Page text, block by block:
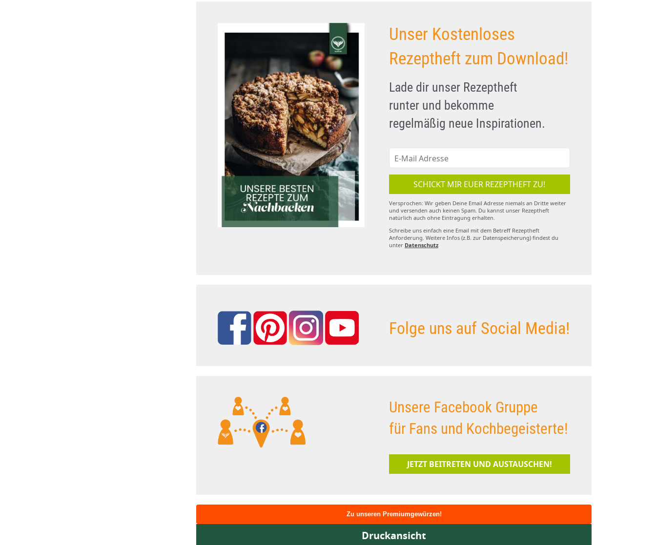
Unser Kostenloses
Rezeptheft zum Download!
Lade dir unser Rezeptheft
runter und bekomme
regelmäßig neue Inspirationen.
SCHICKT MIR EUER REZEPTHEFT ZU!
Versprochen: Wir geben Deine Email Adresse niemals an Dritte weiter
und versenden auch keinen Spam. Du kannst unser Rezeptheft
natürlich auch ohne Eintragung erhalten.
Schreibe uns einfach eine Email mit dem Betreff Rezeptheft
Anforderung. Weitere Infos (z.B. zur Datenspeicherung) findest du
unter Datenschutz
Folge uns auf Social Media!
Unsere Facebook Gruppe
für Fans und Kochbegeisterte!
JETZT BEITRETEN UND AUSTAUSCHEN!
Zu unseren Premiumgewürzen!
Druckansicht